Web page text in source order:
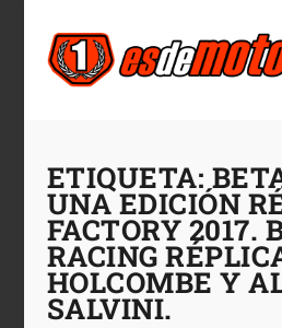
ETIQUETA:
UNA EDICIÓN
FACTORY 2017.
RACING
HOLCOMBE Y
SALVINI.